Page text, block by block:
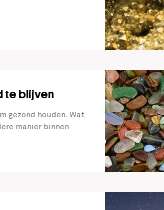
te blijven
gezond houden. Wat
manier binnen